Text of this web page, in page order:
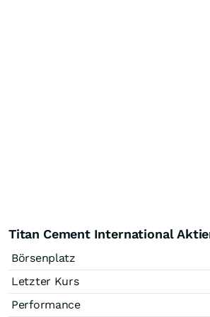
Titan Cement International
Börsenplatz
Letzter Kurs
Performance